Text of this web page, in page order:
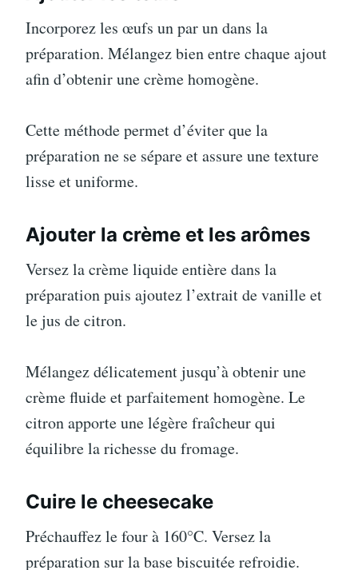
Incorporez les œufs un par un dans la
préparation. Mélangez bien entre chaque ajout
afin d’obtenir une crème homogène.
Cette méthode permet d’éviter que la
préparation ne se sépare et assure une texture
lisse et uniforme.
Ajouter la crème et les arômes
Versez la crème liquide entière dans la
préparation puis ajoutez l’extrait de vanille et
le jus de citron.
Mélangez délicatement jusqu’à obtenir une
crème fluide et parfaitement homogène. Le
citron apporte une légère fraîcheur qui
équilibre la richesse du fromage.
Cuire le cheesecake
Préchauffez le four à 160°C. Versez la
préparation sur la base biscuitée refroidie.